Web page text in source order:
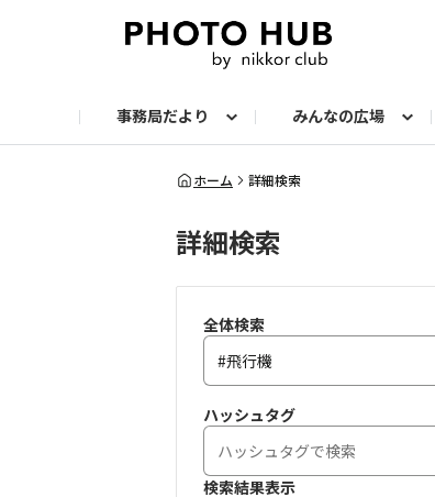
事務局だより
お知らせ イベント
みんなの広場
メンバーズ・フォト
サークル：ステップアップ
サークル：機材
サークル：スナップ
サークル：組写真
サークル：ポートレート
サークル：風景
ホーム 詳細検索
詳細検索
全体検索
ハッシュタグ
検索結果表示